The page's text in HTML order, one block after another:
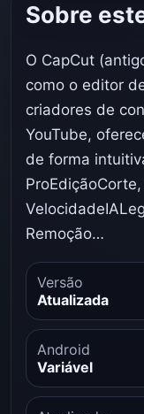
Sobre
O CapCut
como o editor
criadores de
YouTube,
de forma
Remoção…
Versão
Atualizada
Android
Variável